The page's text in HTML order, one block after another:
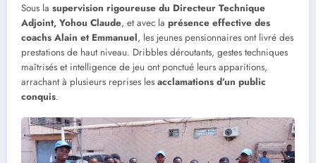
Sous la supervision rigoureuse du Directeur Technique
Adjoint, Yohou Claude, et avec la présence effective des
coachs Alain et Emmanuel, les jeunes pensionnaires ont livré des
prestations de haut niveau. Dribbles déroutants, gestes techniques
maîtrisés et intelligence de jeu ont ponctué leurs apparitions,
arrachant à plusieurs reprises les acclamations d’un public
conquis.